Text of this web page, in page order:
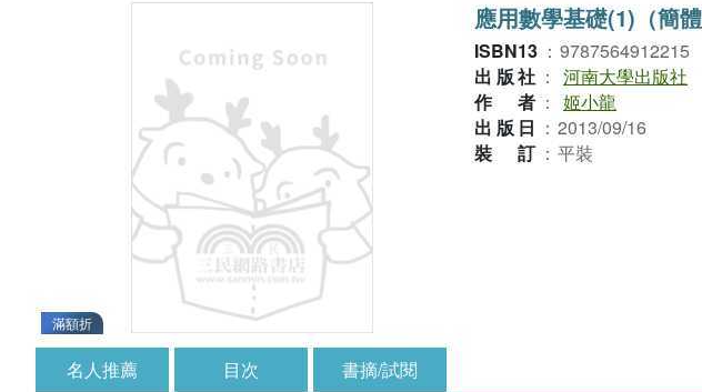
滿額折
應用數學基礎(1)（簡體
ISBN13 ： 9787564912215
出版社 ： 河南大學出版社
作者 ： 姬小龍
出版日 ： 2013/09/16
裝訂 ： 平裝
名人推薦 目次 書摘/試閱